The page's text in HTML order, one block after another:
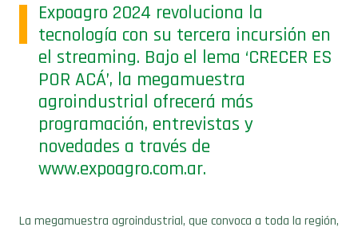
Expoagro 2024 revoluciona la
tecnología con su tercera incursión en
el streaming. Bajo el lema ‘CRECER ES
POR ACÁ’, la megamuestra
agroindustrial ofrecerá más
programación, entrevistas y
novedades a través de
www.expoagro.com.ar.
La megamuestra agroindustrial, que convoca a toda la región,